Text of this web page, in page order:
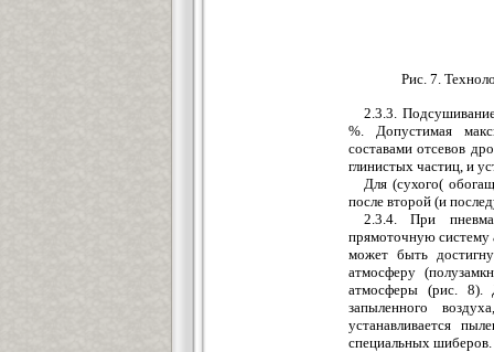
Рис. 7.
2.3.3.
%. Допустимая
составами отсевов
глинистых частиц, и
Для (сухого(
после второй (и
2.3.4. При
прямоточную систему
может быть
атмосферу
атмосферы (рис. 8).
запыленного
устанавливается
специальных шиберов.